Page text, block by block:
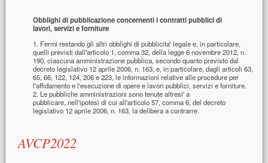
Obblighi di pubblicazione concernenti i contratti pubblici di
lavori,servizi e forniture
1. Fermi restando gli altri obblighi di pubblicita' legale e, in particolare,
quelli previsti dall'articolo 1, comma 32, della legge 6 novembre 2012, n.
190, ciascuna amministrazione pubblica, secondo quanto previsto dal
decreto legislativo 12 aprile 2006, n. 163, e, in particolare, dagli articoli 63,
65, 66, 122, 124, 206 e 223, le informazioni relative alle procedure per
l'affidamento e l'esecuzione di opere e lavori pubblici, servizi e forniture.
2. Le pubbliche amministrazioni sono tenute altresi' a
pubblicare, nell'ipotesi di cui all'articolo 57, comma 6, del decreto
legislativo 12 aprile 2006, n. 163, la delibera a contrarre.
AVCP2022